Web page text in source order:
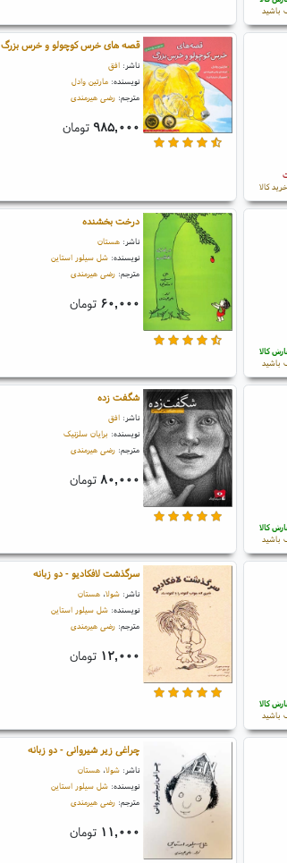
کالا
قصه های خرس کوچولو و خرس بزرگ
ناشر: افق
نویسنده: مارتین وادل
مترجم: رضی هیرمندی
۹۸۵,۰۰۰ تومان
کالا
درخت بخشنده
ناشر: هستان
نویسنده: شل سیلور استاین
مترجم: رضی هیرمندی
۶۰,۰۰۰ تومان
کالا
شگفت زده
ناشر: افق
نویسنده: برایان سلزنیک
مترجم: رضی هیرمندی
۸۰,۰۰۰تومان
کالا
سرگذشت لافکادیو - دو زبانه
ناشر: شولا، هستان
نویسنده: شل سیلور استاین
مترجم: رضی هیرمندی
۱۲,۰۰۰ تومان
چراغی زیر شیروانی - دو زبانه
ناشر: شولا، هستان
نویسنده: شل سیلور استاین
مترجم: رضی هیرمندی
۱۱,۰۰۰ تومان